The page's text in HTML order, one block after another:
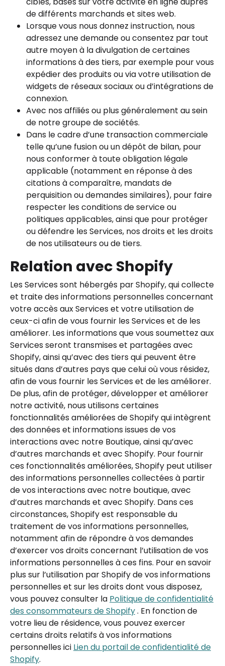
de différents marchands et sites web.
Lorsque vous nous donnez instruction, nous
adressez une demande ou consentez par tout
autre moyen à la divulgation de certaines
informations à des tiers, par exemple pour vous
expédier des produits ou via votre utilisation de
widgets de réseaux sociaux ou d’intégrations de
connexion.
Avec nos affiliés ou plus généralement au sein
de notre groupe de sociétés.
Dans le cadre d’une transaction commerciale
telle qu’une fusion ou un dépôt de bilan, pour
nous conformer à toute obligation légale
applicable (notamment en réponse à des
citations à comparaître, mandats de
perquisition ou demandes similaires), pour faire
respecter les conditions de service ou
politiques applicables, ainsi que pour protéger
ou défendre les Services, nos droits et les droits
de nos utilisateurs ou de tiers.
Relation avec Shopify
Les Services sont hébergés par Shopify, qui collecte
et traite des informations personnelles concernant
votre accès aux Services et votre utilisation de
ceux-ci afin de vous fournir les Services et de les
améliorer. Les informations que vous soumettez aux
Services seront transmises et partagées avec
Shopify, ainsi qu’avec des tiers qui peuvent être
situés dans d’autres pays que celui où vous résidez,
afin de vous fournir les Services et de les améliorer.
De plus, afin de protéger, développer et améliorer
notre activité, nous utilisons certaines
fonctionnalités améliorées de Shopify qui intègrent
des données et informations issues de vos
interactions avec notre Boutique, ainsi qu’avec
d’autres marchands et avec Shopify. Pour fournir
ces fonctionnalités améliorées, Shopify peut utiliser
des informations personnelles collectées à partir
de vos interactions avec notre boutique, avec
d’autres marchands et avec Shopify. Dans ces
circonstances, Shopify est responsable du
traitement de vos informations personnelles,
notamment afin de répondre à vos demandes
d’exercer vos droits concernant l’utilisation de vos
informations personnelles à ces fins. Pour en savoir
plus sur l’utilisation par Shopify de vos informations
personnelles et sur les droits dont vous disposez,
vous pouvez consulter la Politique de confidentialité
des consommateurs de Shopify. En fonction de
votre lieu de résidence, vous pouvez exercer
certains droits relatifs à vos informations
personnelles ici Lien du portail de confidentialité de
Shopify.